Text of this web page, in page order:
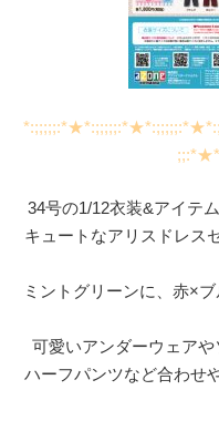
34号の1/12衣装&アイテ
キュートなアリスドレス
ミントグリーンに、赤×
可愛いアンダーウェア
ハーフパンツなど合わせ